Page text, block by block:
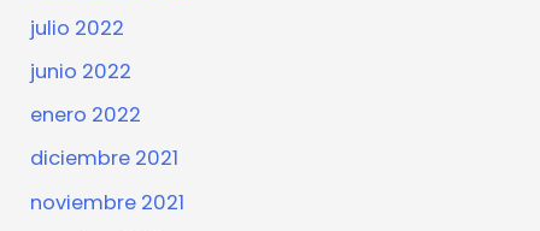
julio 2022
junio 2022
enero 2022
diciembre 2021
noviembre 2021